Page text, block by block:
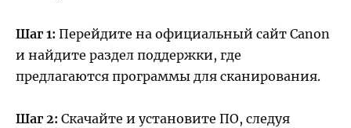
Шаг 1: Перейдите на официальный сайт Canon
и найдите раздел поддержки, где
предлагаются программы для сканирования.
Шаг 2: Скачайте и установите ПО, следуя